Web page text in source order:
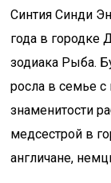
Синтия Синди
года в городке
зодиака Рыба.
росла в семье
знаменитости
медсестрой в
англичане,